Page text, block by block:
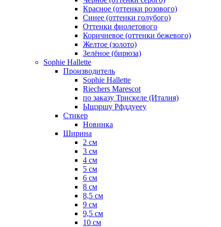
Красное (оттенки розового)
Синее (оттенки голубого)
Оттенки фиолетового
Коричневое (оттенки бежевого)
Желтое (золото)
Зелёное (бирюза)
Sophie Hallette
Производитель
Sophie Hallette
Riechers Marescot
по заказу Трискеле (Италия)
Ыщзршу Рфддуееу
Стикер
Новинка
Ширина
2 см
3 см
4 см
5 см
6 см
8 см
8,5 см
9 см
9,5 см
10 см